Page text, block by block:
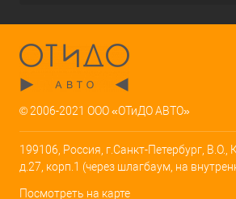
© 2006-2021 ООО «ОТиДО АВТО»
199106, Россия, г.Санкт-Петербург, В.О.,
д.27, корп.1 (через шлагбаум, на
Посмотреть на карте